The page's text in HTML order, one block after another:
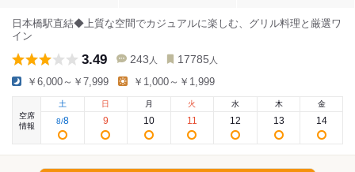
日本橋駅直結◆上質な空間でカジュアルに楽しむ、グリル料理と厳選ワ
イン
3.49 243 人 17785 人
￥6,000～￥7,999 ￥1,000～￥1,999
空席
情報
土
8/8
日
9
月
10
火
11
水
12
木
13
金
14